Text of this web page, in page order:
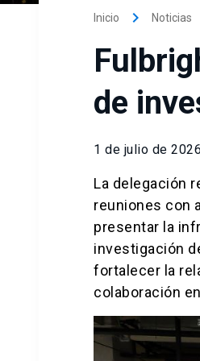
Inicio keyboard_arrow_right Noticias
de
1 de julio de 2026
La delegación
reuniones con
presentar la
investigación
fortalecer la
colaboración